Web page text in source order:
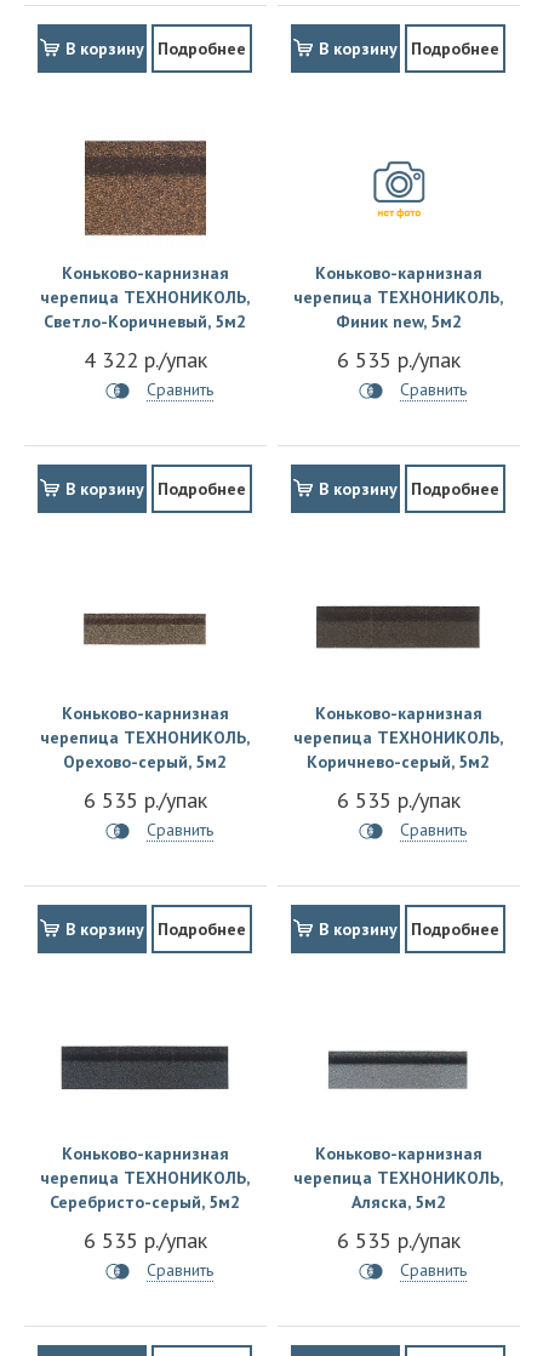
В корзину Подробнее В корзину Подробнее
Коньково-карнизная
черепица ТЕХНОНИКОЛЬ,
Светло-Коричневый, 5м2
4 322 р./упак
Сравнить
В корзину Подробнее
Коньково-карнизная
черепица ТЕХНОНИКОЛЬ,
Финик new, 5м2
6 535 р./упак
Сравнить
В корзину Подробнее
Коньково-карнизная
черепица ТЕХНОНИКОЛЬ,
Орехово-серый, 5м2
6 535 р./упак
Сравнить
В корзину Подробнее
Коньково-карнизная
черепица ТЕХНОНИКОЛЬ,
Коричнево-серый, 5м2
6 535 р./упак
Сравнить
В корзину Подробнее
Коньково-карнизная
черепица ТЕХНОНИКОЛЬ,
Серебристо-серый, 5м2
6 535 р./упак
Сравнить
Коньково-карнизная
черепица ТЕХНОНИКОЛЬ,
Аляска, 5м2
6 535 р./упак
Сравнить